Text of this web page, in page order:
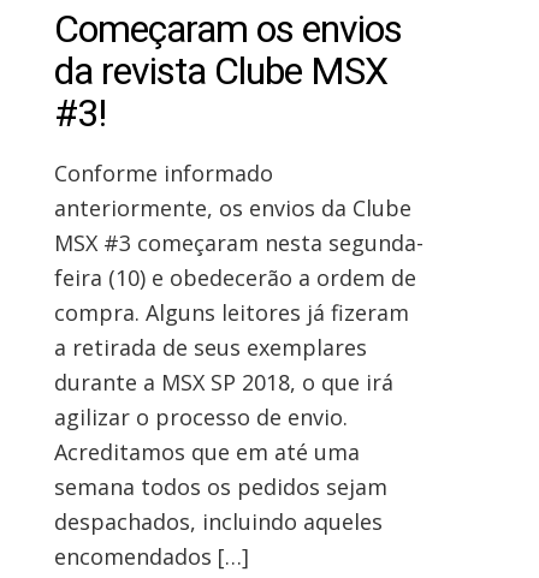
Começaram os envios
da revista Clube MSX
#3!
Conforme informado
anteriormente, os envios da Clube
MSX #3 começaram nesta segunda-
feira (10) e obedecerão a ordem de
compra. Alguns leitores já fizeram
a retirada de seus exemplares
durante a MSX SP 2018, o que irá
agilizar o processo de envio.
Acreditamos que em até uma
semana todos os pedidos sejam
despachados, incluindo aqueles
encomendados […]